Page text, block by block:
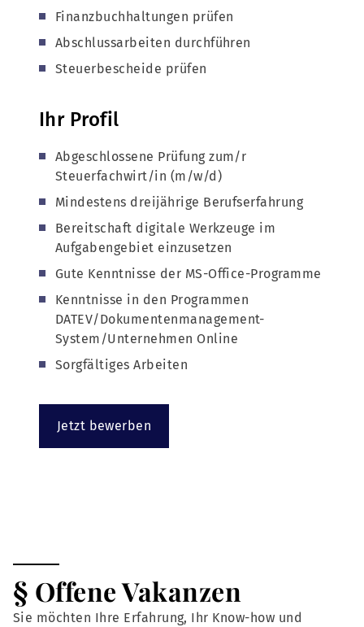
Finanzbuchhaltungen prüfen
Abschlussarbeiten durchführen
Steuerbescheide prüfen
Ihr Profil
Abgeschlossene Prüfung zum/r
Steuerfachwirt/in (m/w/d)
Mindestens dreijährige Berufserfahrung
Bereitschaft digitale Werkzeuge im
Aufgabengebiet einzusetzen
Gute Kenntnisse der MS-Office-Programme
Kenntnisse in den Programmen
DATEV/Dokumentenmanagement-
System/Unternehmen Online
Sorgfältiges Arbeiten
Jetzt bewerben
§ Offene Vakanzen
Sie möchten Ihre Erfahrung, Ihr Know-how und